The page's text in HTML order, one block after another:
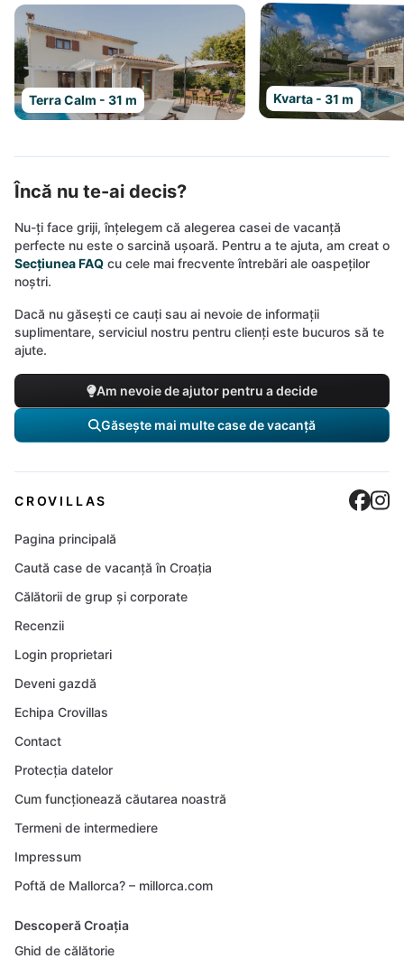
Terra Calm - 31 m Kvarta - 31 m
Încă nu te-ai decis?
Nu-ți face griji, înțelegem că alegerea casei de vacanță
perfecte nu este o sarcină ușoară. Pentru a te ajuta, am creat o
Secțiunea FAQ cu cele mai frecvente întrebări ale oaspeților
noștri.
Dacă nu găsești ce cauți sau ai nevoie de informații
suplimentare, serviciul nostru pentru clienți este bucuros să te
ajute.
Am nevoie de ajutor pentru a decide
Găsește mai multe case de vacanță
CROVILLAS
Pagina principală
Caută case de vacanță în Croația
Călătorii de grup și corporate
Recenzii
Login proprietari
Deveni gazdă
Echipa Crovillas
Contact
Protecția datelor
Cum funcționează căutarea noastră
Termeni de intermediere
Impressum
Poftă de Mallorca? – millorca.com
Descoperă Croația
Ghid de călătorie